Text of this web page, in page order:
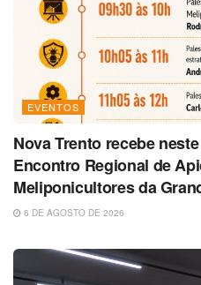
EVENTOS
Nova Trento recebe
Encontro Regional de
Meliponicultores da
6 DE AGOSTO DE 2026